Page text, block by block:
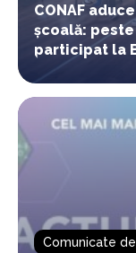
CONAF
școală:
participat la
Comunicate